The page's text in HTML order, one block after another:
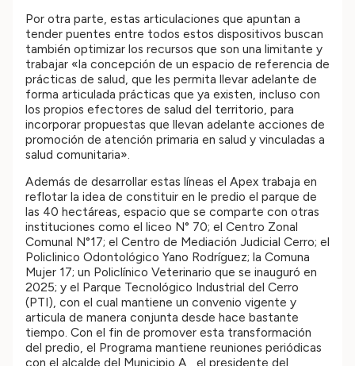
Por otra parte, estas articulaciones que apuntan a
tender puentes entre todos estos dispositivos buscan
también optimizar los recursos que son una limitante y
trabajar «la concepción de un espacio de referencia de
prácticas de salud, que les permita llevar adelante de
forma articulada prácticas que ya existen, incluso con
los propios efectores de salud del territorio, para
incorporar propuestas que llevan adelante acciones de
promoción de atención primaria en salud y vinculadas a
salud comunitaria».
Además de desarrollar estas líneas el Apex trabaja en
reflotar la idea de constituir en le predio el parque de
las 40 hectáreas, espacio que se comparte con otras
instituciones como el liceo N° 70; el Centro Zonal
Comunal N°17; el Centro de Mediación Judicial Cerro; el
Policlinico Odontológico Yano Rodríguez; la Comuna
Mujer 17; un Policlínico Veterinario que se inauguró en
2025; y el Parque Tecnológico Industrial del Cerro
(PTI), con el cual mantiene un convenio vigente y
articula de manera conjunta desde hace bastante
tiempo. Con el fin de promover esta transformación
del predio, el Programa mantiene reuniones periódicas
con el alcalde del Municipio A , el presidente del